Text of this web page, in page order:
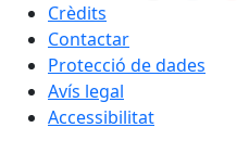
Crèdits
Contactar
Protecció de dades
Avís legal
Accessibilitat